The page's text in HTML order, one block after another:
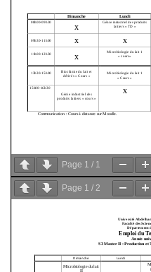
Page 1 / 1
Page 1 / 2